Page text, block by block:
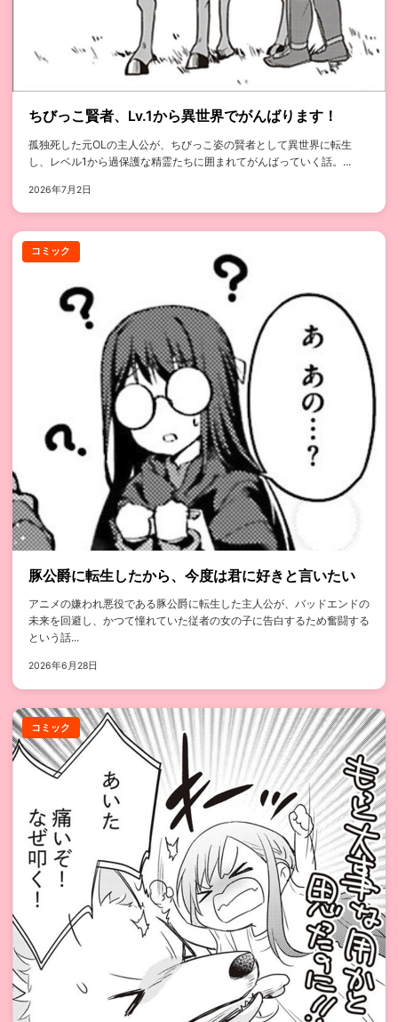
ちびっこ賢者、Lv.1から異世界でがんばります！
孤独死した元OLの主人公が、ちびっこ姿の賢者として異世界に転生
し、レベル1から過保護な精霊たちに囲まれてがんばっていく話。...
2026年7月2日
コミック
豚公爵に転生したから、今度は君に好きと言いたい
アニメの嫌われ悪役である豚公爵に転生した主人公が、バッドエンドの
未来を回避し、かつて憧れていた従者の女の子に告白するため奮闘する
という話...
2026年6月28日
コミック